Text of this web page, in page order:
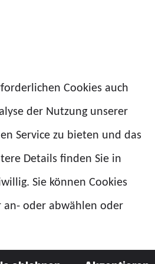
Cookies auch
der Nutzung unserer
Service zu bieten und das
Details finden Sie in
Sie können Cookies
oder abwählen oder